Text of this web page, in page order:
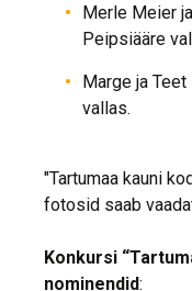
Merle Meier
Peipsiääre
Marge ja
vallas.
"Tartumaa kauni
fotosid saab
Konkursi
nominendid: